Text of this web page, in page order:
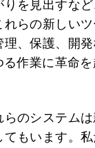
を見出すな
らの新しい
、保護、開
作業に革命を
らのシステム
もいます。私